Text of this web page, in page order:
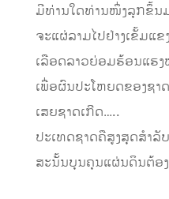
ມີທ່ານໃດທ່ານໜຶ່ງລຸກຂຶ້ນ
ຈະແຜ່ລາມໄປຢ່າງເຂັ້ມແຂ
ເລືອດລາວຍ່ອມຮ້ອນແຮ
ເພື່ອຜົນປະໂຫຍດຂອງຊາ
ເສຍຊາດເກີດ…..
ປະເທດຊາດຄືສູງສຸດສໍາລັ
ສະນັ້ນບຸນຄຸນແຜ່ນດິນຕ້ອ